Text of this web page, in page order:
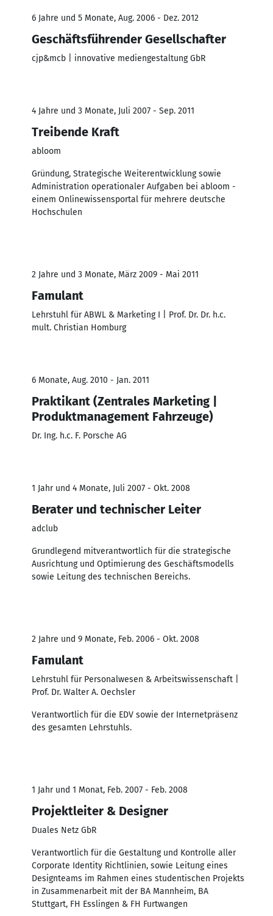
6 Jahre und 5 Monate, Aug. 2006 - Dez. 2012
Geschäftsführender Gesellschafter
cjp&mcb | innovative mediengestaltung GbR
4 Jahre und 3 Monate, Juli 2007 - Sep. 2011
Treibende Kraft
abloom
Gründung, Strategische Weiterentwicklung sowie
Administration operationaler Aufgaben bei abloom -
einem Onlinewissensportal für mehrere deutsche
Hochschulen
2 Jahre und 3 Monate, März 2009 - Mai 2011
Famulant
Lehrstuhl für ABWL & Marketing I | Prof. Dr. Dr. h.c.
mult. Christian Homburg
6 Monate, Aug. 2010 - Jan. 2011
Praktikant (Zentrales Marketing |
Produktmanagement Fahrzeuge)
Dr. Ing. h.c. F. Porsche AG
1 Jahr und 4 Monate, Juli 2007 - Okt. 2008
Berater und technischer Leiter
adclub
Grundlegend mitverantwortlich für die strategische
Ausrichtung und Optimierung des Geschäftsmodells
sowie Leitung des technischen Bereichs.
2 Jahre und 9 Monate, Feb. 2006 - Okt. 2008
Famulant
Lehrstuhl für Personalwesen & Arbeitswissenschaft |
Prof. Dr. Walter A. Oechsler
Verantwortlich für die EDV sowie der Internetpräsenz
des gesamten Lehrstuhls.
1 Jahr und 1 Monat, Feb. 2007 - Feb. 2008
Projektleiter & Designer
Duales Netz GbR
Verantwortlich für die Gestaltung und Kontrolle aller
Corporate Identity Richtlinien, sowie Leitung eines
Designteams im Rahmen eines studentischen Projekts
in Zusammenarbeit mit der BA Mannheim, BA
Stuttgart, FH Esslingen & FH Furtwangen